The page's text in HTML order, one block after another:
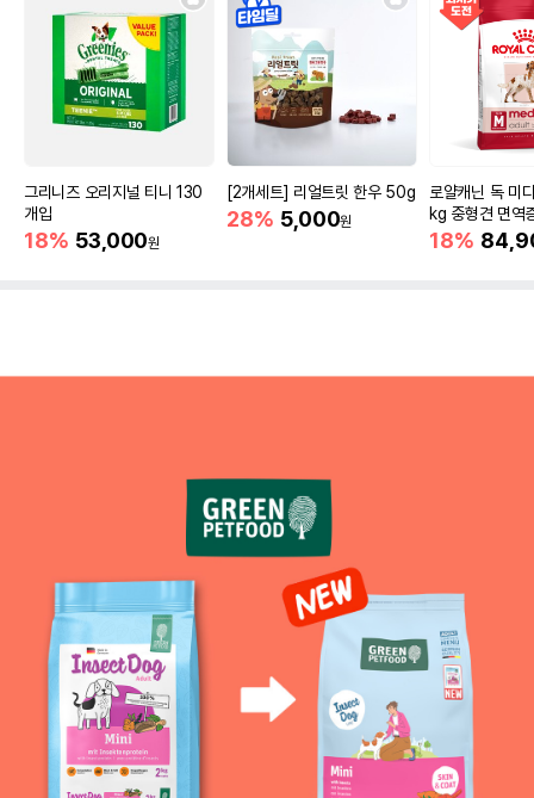
그리니즈 오리지널 티니 130
개입
18% 53,000원
[2개세트] 리얼트릿 한우 50g
28% 5,000원
로얄캐닌 독 미
kg 중형견 면역
18%